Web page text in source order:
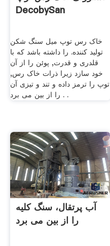
DecobySan
خاک رس توپ میل سنگ شکن
تولید کننده. را داشته باشد که با
قلدری و قدرت, پوئن را از آن
خود سازد زیرا ذرات خاک رس,
توپ را ترمز داده و تند و تیزی آن
را از بین می برد . .
آب پرتقال، سنگ کلیه
را از بین می برد